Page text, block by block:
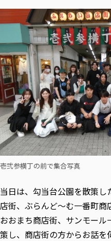
リエゾンゼミ・ナビ（テキ
お役立ち情報（リンク集）
放射線モニタリング測定
学校教育法施行規則第
教職課程における情報の
学部・学科等設置計画履
情報公開規程
大学院
大学院
総合福祉学研究科 社会福
総合福祉学研究科 社会福
総合福祉学研究科 福祉心
教育学研究科 教育学専
通信教育部
通信教育部
通信制大学院 総合福祉学
通信制大学院 総合福祉学
カリキュラム（学部
その他の就学機会
学びの特徴
学びの特徴
ICT教育
実学臨床教育（総合福祉
教育実践活動（教育学科
禅のこころ
教員紹介・業績
学びのサポート
学費（学部学科）
授業料減免・奨学金等
センター長の挨拶
求人の受付について
単独学内説明会のご案内
在学生の方
資格取得報奨制度について
東北福祉大学求人・イン
卒業生の方
卒業生の方
卒業後のキャリア支援体制
在学生による訪問、情報
卒業生アンケート
よくあるご質問
東北福祉大学のDNA
在学生インタビュー
外国人在学生
Prospective
学生支援センター国
スタッフ紹介
ニュース一覧
東北福祉大学の研究活動
東北福祉大学の研究紹介
共同研究等をご検討の皆
東北福祉大学の紀要
東北福祉大学の紀要・リ
研究紀要
教職研究
東北福祉大学教育・教職
芹沢銈介美術工芸館年報
東北福祉大学機関リポジ
東北福祉大学オープンア
産学・産学官連携
産学・産学官連携
「高齢者のフレイル予防
高齢者施設特化型モジュ
学生参加 × 産学官連携
社会貢献・地域連携
社会貢献・地域連携活動
社会貢献への取り組み
社会貢献・地域連携活動
各種社会貢献活動の窓口
伝承講座「311『伝える／
被災地の子ども支援活動
生涯学習・社会人講座
自治体・団体等との
自治体・団体等との主な
研究所について
生涯学習・社会人講座
月例TFU実学臨床研
特別支援教育研究室
TFU教育フォーラム
取材について
施設利用
同窓会
学内ポータルシス
Universal
壱弐参横丁の前で集合写真
当日は、勾当台公園を散策
店街、ぶらんど～む一番町商
おおまち商店街、サンモー
策し、商店街の方からお話を